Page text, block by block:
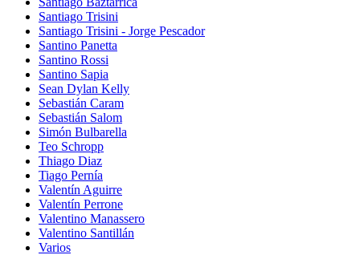
Santiago Trisini
Santiago Trisini - Jorge Pescador
Santino Panetta
Santino Rossi
Santino Sapia
Sean Dylan Kelly
Sebastián Caram
Sebastián Salom
Simón Bulbarella
Teo Schropp
Thiago Diaz
Tiago Pernía
Valentín Aguirre
Valentín Perrone
Valentino Manassero
Valentino Santillán
Varios